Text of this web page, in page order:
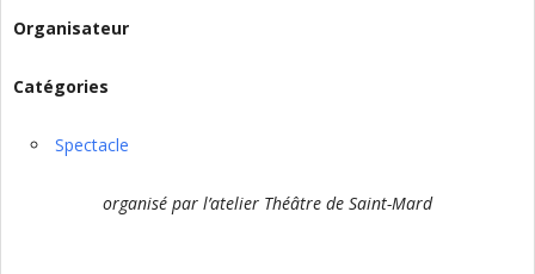
Organisateur
Catégories
Spectacle
organisé par l’atelier Théâtre de Saint-Mard